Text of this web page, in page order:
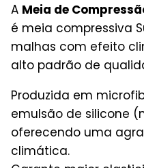
A Meia de
é meia compressiva
malhas com efeito
alto padrão de
Produzida em
emulsão de silicone
oferecendo uma
climática.